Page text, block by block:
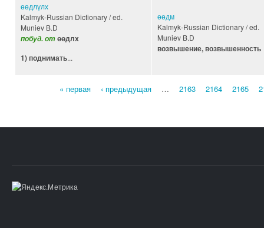
өөдлүлх
Kalmyk-Russian Dictionary / ed.
Muniev B.D
побуд. отөөдлх
1) поднимать...
өөдм
Kalmyk-Russian Dictionary / ed.
Muniev B.D
возвышение, возвышенность
« первая ‹ предыдущая … 2163 2164 2165